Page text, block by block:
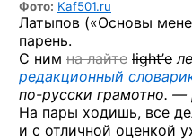
Фото: Kaf501.ru
Латыпов («Основы
парень.
С ним на лайте light’е
редакционный
по-русски грамотно. —
На пары ходишь, все
и с отличной оценкой